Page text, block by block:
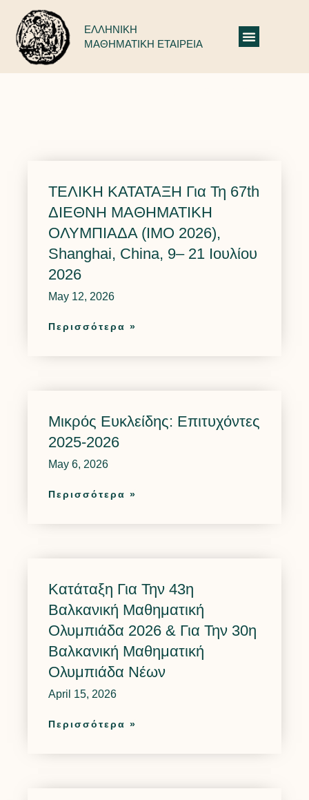
ΕΛΛΗΝΙΚΗ
ΜΑΘΗΜΑΤΙΚΗ ΕΤΑΙΡΕΙΑ
ΤΕΛΙΚΗ ΚΑΤΑΤΑΞΗ Για Τη 67th
ΔΙΕΘΝΗ ΜΑΘΗΜΑΤΙΚΗ
ΟΛΥΜΠΙΑΔΑ (IMO 2026),
Shanghai, China, 9– 21 Ιουλίου
2026
May 12, 2026
Περισσότερα »
Μικρός Ευκλείδης: Επιτυχόντες
2025-2026
May 6, 2026
Περισσότερα »
Κατάταξη Για Την 43η
Βαλκανική Μαθηματική
Ολυμπιάδα 2026 & Για Την 30η
Βαλκανική Μαθηματική
Ολυμπιάδα Νέων
April 15, 2026
Περισσότερα »